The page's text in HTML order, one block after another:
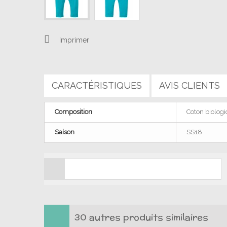
Imprimer
CARACTÉRISTIQUES AVIS CLIENTS
Composition Coton
Saison SS18
30 autres produits similaires